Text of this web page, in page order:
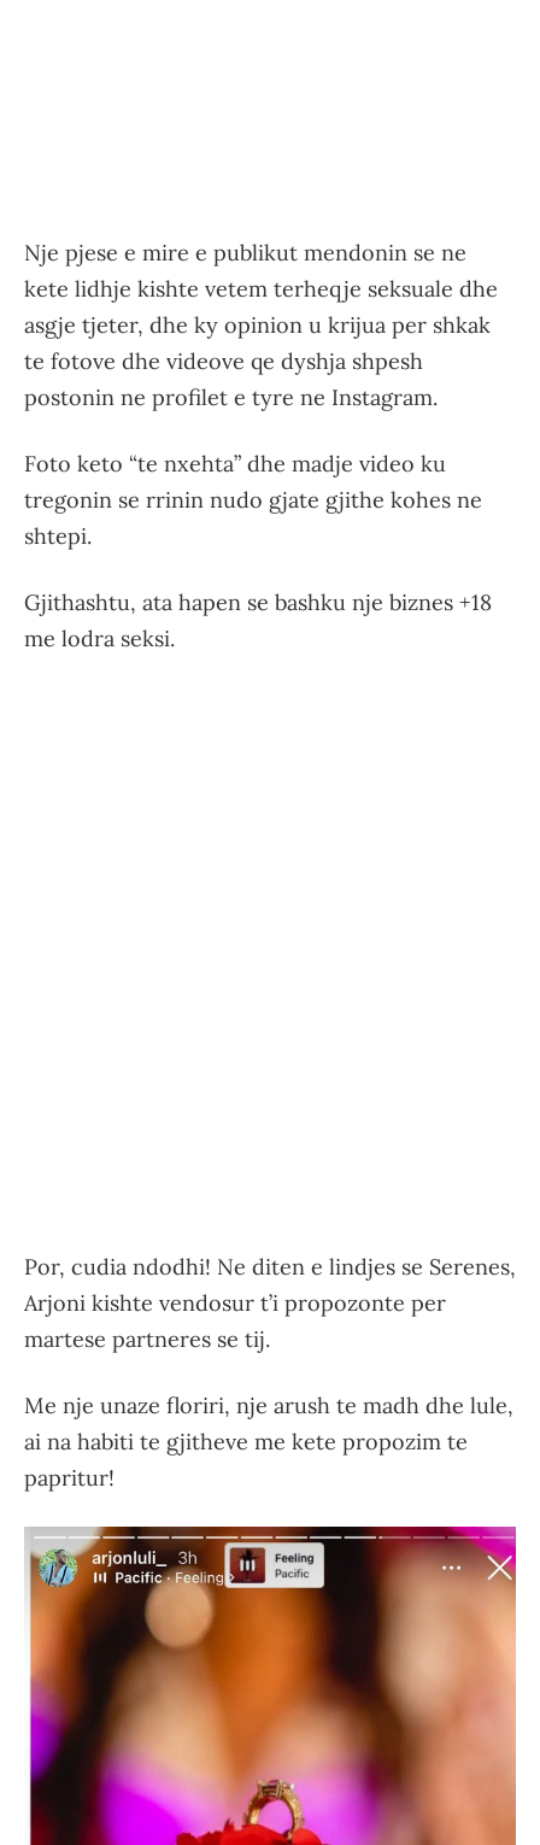
Nje pjese e mire e publikut mendonin se ne
kete lidhje kishte vetem terheqje seksuale dhe
asgje tjeter, dhe ky opinion u krijua per shkak
te fotove dhe videove qe dyshja shpesh
postonin ne profilet e tyre ne Instagram.
Foto keto “te nxehta” dhe madje video ku
tregonin se rrinin nudo gjate gjithe kohes ne
shtepi.
Gjithashtu, ata hapen se bashku nje biznes +18
me lodra seksi.
Por, cudia ndodhi! Ne diten e lindjes se Serenes,
Arjoni kishte vendosur t’i propozonte per
martese partneres se tij.
Me nje unaze floriri, nje arush te madh dhe lule,
ai na habiti te gjitheve me kete propozim te
papritur!